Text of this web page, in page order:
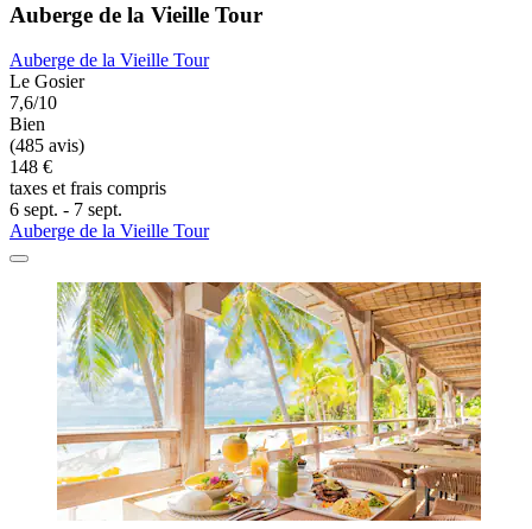
Auberge de la Vieille Tour
Auberge de la Vieille Tour
Le Gosier
7,6/10
Bien
(485 avis)
148 €
taxes et frais compris
6 sept. - 7 sept.
Auberge de la Vieille Tour